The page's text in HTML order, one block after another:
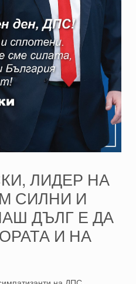
ЛИДЕР НА
СИЛНИ И
ДЪЛГ Е ДА
И НА